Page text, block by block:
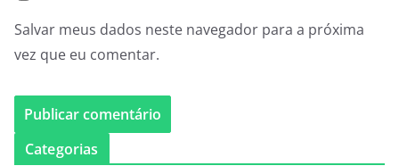
Salvar meus dados neste navegador para a próxima
vez que eu comentar.
Categorias